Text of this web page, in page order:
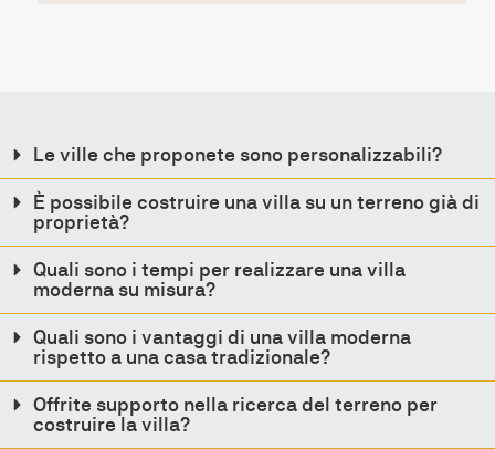
Le ville che proponete sono personalizzabili?
È possibile costruire una villa su un terreno già di
proprietà?
Quali sono i tempi per realizzare una villa
moderna su misura?
Quali sono i vantaggi di una villa moderna
rispetto a una casa tradizionale?
Offrite supporto nella ricerca del terreno per
costruire la villa?